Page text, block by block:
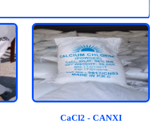
CaCl2 - CANXI